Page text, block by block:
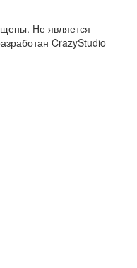
Не является
CrazyStudio